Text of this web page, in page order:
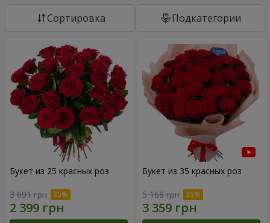
Cортировка Подкатегории
Букет из 25 красных роз
3 691 грн
Букет из 35 красных роз
5 168 грн